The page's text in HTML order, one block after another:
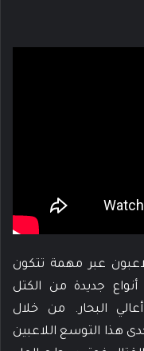
عبر مهمة تتكون
أنواع جديدة من الكتل
البحار. من خلال
هذا التوسع اللاعبين